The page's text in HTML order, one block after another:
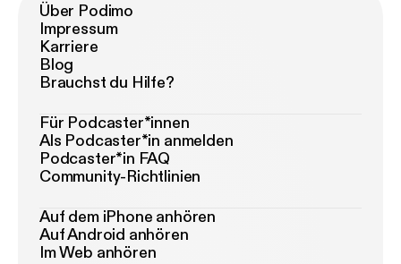
Über Podimo
Impressum
Karriere
Blog
Brauchst du Hilfe?
Für Podcaster*innen
Als Podcaster*in anmelden
Podcaster*in FAQ
Community-Richtlinien
Auf dem iPhone anhören
Auf Android anhören
Im Web anhören